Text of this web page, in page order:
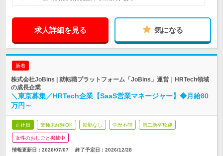
求人詳細を見る 気になる
新着
株式会社JoBins | 就転職プラットフォーム「JoBins」運営｜HRTech領域
の成長企業
＼東京募集／HRTech企業【SaaS営業マネージャー】◆月給80
万円～
正社員 業種未経験OK 転勤なし 学歴不問 第二新卒歓迎
女性のおしごと掲載中
情報更新日：2026/07/07 終了予定日： 2026/12/28